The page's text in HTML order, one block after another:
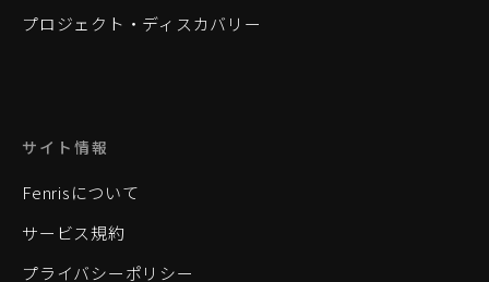
プロジェクト・ディスカバリー
サイト情報
Fenrisについて
サービス規約
プライバシーポリシー